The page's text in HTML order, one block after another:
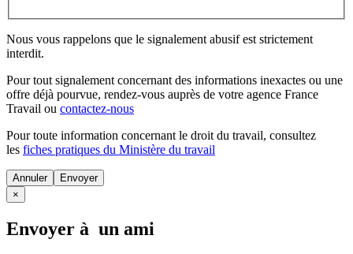
Nous vous rappelons que le signalement abusif est strictement
interdit.
Pour tout signalement concernant des informations inexactes ou une
offre déjà pourvue, rendez-vous auprès de votre agence France
Travail ou contactez-nous
Pour toute information concernant le droit du travail, consultez
les fiches pratiques du Ministère du travail
Annuler
×
Envoyer à un ami